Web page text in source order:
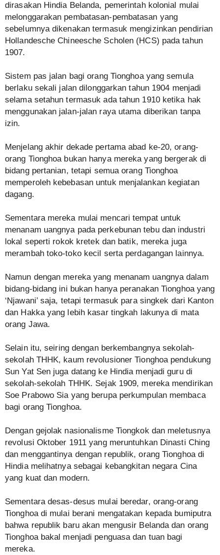
dirasakan Hindia Belanda, pemerintah kolonial mulai
melonggarakan pembatasan-pembatasan yang
sebelumnya dikenakan termasuk mengizinkan pendirian
Hollandesche Chineesche Scholen (HCS) pada tahun
1907.
Sistem pas jalan bagi orang Tionghoa yang semula
berlaku sekali jalan dilonggarkan tahun 1904 menjadi
selama setahun termasuk ada tahun 1910 ketika hak
menggunakan jalan-jalan raya utama diberikan tanpa
izin.
Menjelang akhir dekade pertama abad ke-20, orang-
orang Tionghoa bukan hanya mereka yang bergerak di
bidang pertanian, tetapi semua orang Tionghoa
memperoleh kebebasan untuk menjalankan kegiatan
dagang.
Sementara mereka mulai mencari tempat untuk
menanam uangnya pada perkebunan tebu dan industri
lokal seperti rokok kretek dan batik, mereka juga
merambah toko-toko kecil serta perdagangan lainnya.
Namun dengan mereka yang menanam uangnya dalam
bidang-bidang ini bukan hanya peranakan Tionghoa yang
‘Njawani’ saja, tetapi termasuk para singkek dari Kanton
dan Hakka yang lebih kasar tingkah lakunya di mata
orang Jawa.
Selain itu, seiring dengan berkembangnya sekolah-
sekolah THHK, kaum revolusioner Tionghoa pendukung
Sun Yat Sen juga datang ke Hindia menjadi guru di
sekolah-sekolah THHK. Sejak 1909, mereka mendirikan
Soe Prabowo Sia yang berupa perkumpulan membaca
bagi orang Tionghoa.
Dengan gejolak nasionalisme Tiongkok dan meletusnya
revolusi Oktober 1911 yang meruntuhkan Dinasti Ching
dan menggantinya dengan republik, orang Tionghoa di
Hindia melihatnya sebagai kebangkitan negara Cina
yang kuat dan modern.
Sementara desas-desus mulai beredar, orang-orang
Tionghoa di mulai berani mengatakan kepada bumiputra
bahwa republik baru akan mengusir Belanda dan orang
Tionghoa bakal menjadi penguasa dan tuan bagi
mereka.